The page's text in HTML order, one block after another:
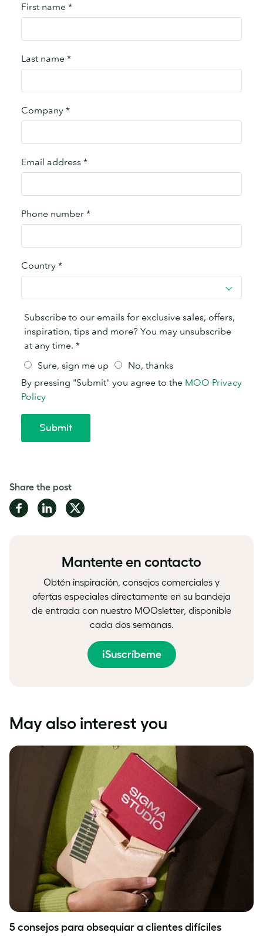
Share the post
Share Share Share
Mantente en contacto
Obtén inspiración, consejos comerciales y
ofertas especiales directamente en su bandeja
de entrada con nuestro MOOsletter, disponible
cada dos semanas.
¡Suscríbeme
May also interest you
5 consejos para obsequiar a clientes difíciles